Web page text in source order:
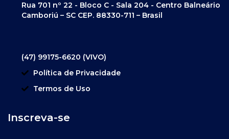
Rua 701 nº 22 - Bloco C - Sala 204 - Centro Balneário
Camboriú – SC CEP. 88330-711 – Brasil
(47) 99175-6620 (VIVO)
Política de Privacidade
Termos de Uso
Inscreva-se